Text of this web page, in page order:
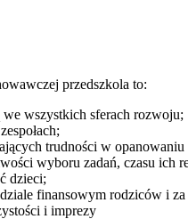
przedszkola to:
we wszystkich sferach rozwoju;
trudności w
wyboru zadań, czasu ich
dzieci;
finansowym rodziców i za
i imprezy